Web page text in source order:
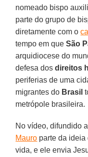
nomeado bispo
parte do grupo de
diretamente com o
tempo em queSão
arquidiocese do
defesa dosdireitos
periferias de uma
migrantes do Brasil
metrópole brasileira.
No vídeo, difundido
Mauro parte da ideia
vida, e ele envia